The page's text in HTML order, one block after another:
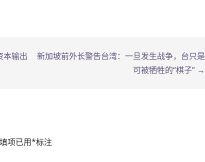
本输出
新加坡前外长警告台湾：一旦发生战争，台只是
可被牺牲的“棋子” →
项已用*标注